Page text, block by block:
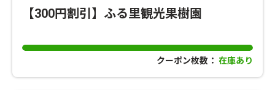
【300円割引】ふる里観光果樹園
クーポン枚数： 在庫あり